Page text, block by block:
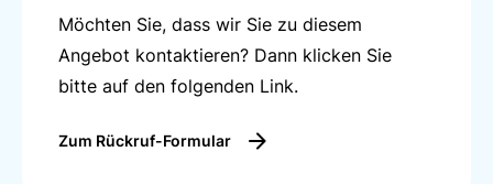
Möchten Sie, dass wir Sie zu diesem
Angebot kontaktieren? Dann klicken Sie
bitte auf den folgenden Link.
Zum Rückruf-Formular